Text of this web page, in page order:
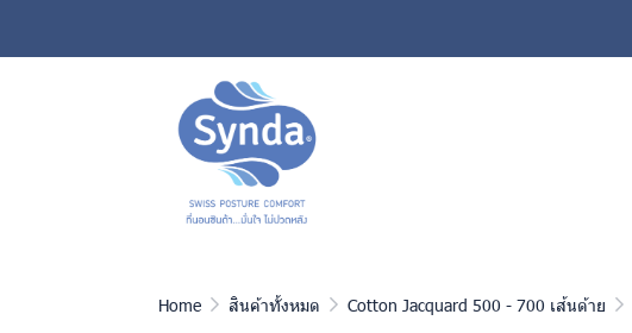
Home สินค้าทั้งหมด Cotton Jacquard 500 - 700 เส้นด้าย